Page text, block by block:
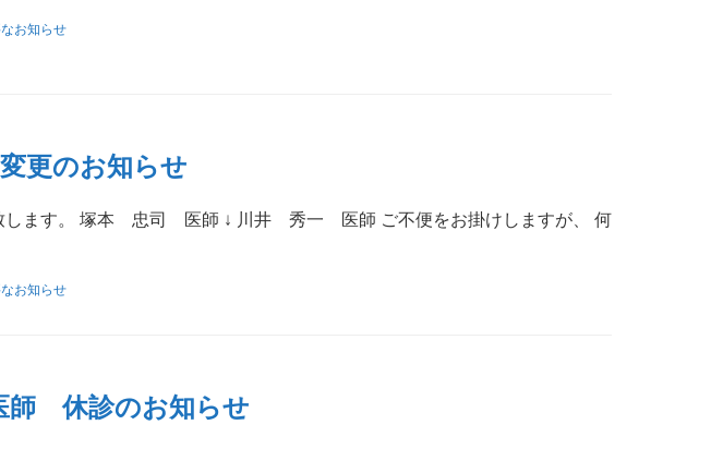
お知らせ
更のお知らせ
します。 塚本 忠司 医師 ↓ 川井 秀一 医師 ご不便をお掛けしますが、 何
お知らせ
師 休診のお知らせ